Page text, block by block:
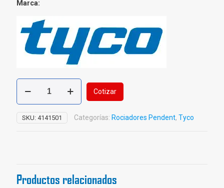
Marca:
Rociador
Pendiente
(Pendent)
TY
325
Cotizar
SKU: 4141501 Categorías: Rociadores Pendent, Tyco
Productos relacionados